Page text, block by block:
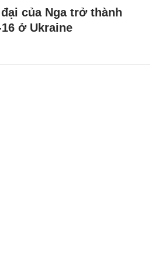
của Nga trở thành
16 ở Ukraine